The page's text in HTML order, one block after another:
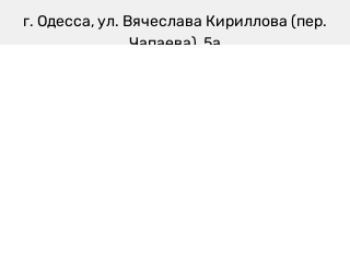
г. Одесса, ул. Вячеслава Кириллова (пер.
Чапаева), 5а